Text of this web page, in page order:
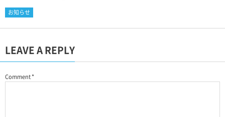
お知らせ
LEAVE A REPLY
Comment*